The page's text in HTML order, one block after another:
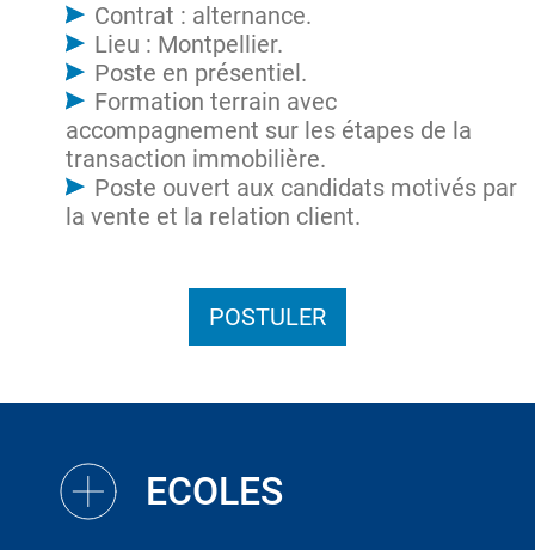
Contrat : alternance.
Lieu : Montpellier.
Poste en présentiel.
Formation terrain avec
accompagnement sur les étapes de la
transaction immobilière.
Poste ouvert aux candidats motivés par
la vente et la relation client.
POSTULER
ECOLES